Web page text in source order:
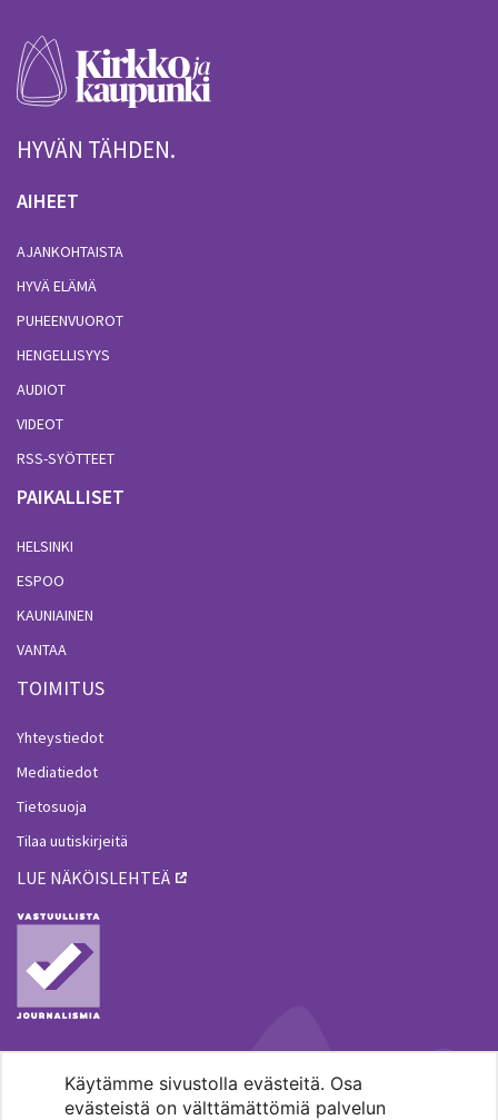
Käytämme sivustolla evästeitä. Osa
evästeistä on välttämättömiä palvelun
HYVÄN TÄHDEN.
AIHEET
AJANKOHTAISTA
HYVÄ ELÄMÄ
PUHEENVUOROT
HENGELLISYYS
AUDIOT
VIDEOT
RSS-SYÖTTEET
PAIKALLISET
HELSINKI
ESPOO
KAUNIAINEN
VANTAA
TOIMITUS
Yhteystiedot
Mediatiedot
Tietosuoja
Tilaa uutiskirjeitä
LUE NÄKÖISLEHTEÄ
MENOHAKU